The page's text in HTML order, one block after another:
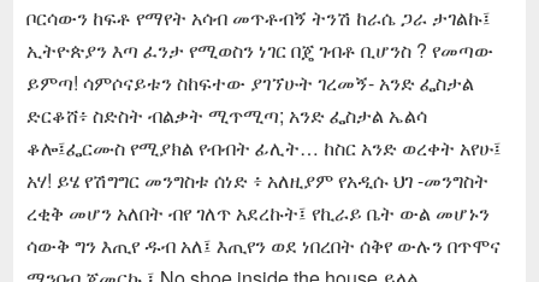
ቦርሳውን ከፍቶ የማየት አሳብ መጥቶብኝ ትንሽ ከራሴ ጋራ ታገልኩ፤
ኢትዮጵያን እጣ ፈንታ የሚወስን ነገር በጄ ገብቶ ቢሆንስ ? የመጣው
ይምጣ! ሳምሶናይቱን ስከፍተው ያገኘሁት ገረመኝ- አንድ ፌስታል
ድርቆሸ፥ ስድስት ብልቃት ሚጥሚጣ; አንድ ፌስታል ኤልሳ
ቆሎ፤ፌርሙስ የሚያክል የብብት ፊሊት… ከስር አንድ ወረቀት አየሁ፤
አሃ! ይሄ የሽግግር መንግስቱ ሰነድ ፥ አለዚያም የአዲሱ ህገ -መንግስት
ረቂቅ መሆን አለበት ብየ ገለጥ አደረኩት፤ የኪራይ ቤት ውል መሆኑን
ሳውቅ ግን እጢየ ዱብ አለ፤ እጢየን ወደ ነበረበት ሰቅየ ውሉን በጥሞና